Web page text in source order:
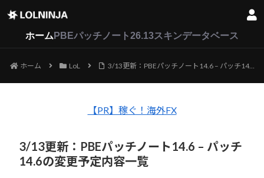
ホーム PBEパッチノート26.13スキンデータベース
ホーム LoL 3/13更新：PBEパッチノート14.6 – パッチ14.6の変更予定内容一覧
【PR】稼ぐ！海外FX
3/13更新：PBEパッチノート14.6 – パッチ
14.6の変更予定内容一覧